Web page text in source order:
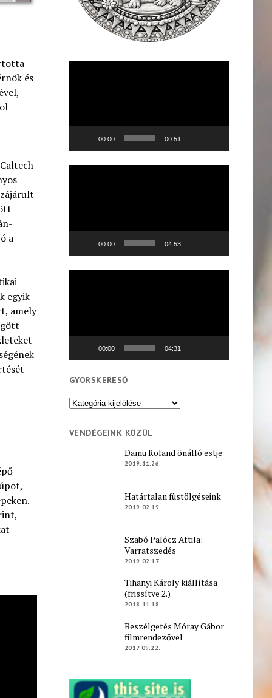
és
a
egyik
amely
00:00 00:51
00:00 04:53
00:00 04:31
GYORSKERESŐ
Gyorskereső
VENDÉGEINK KÖZÜL
Damu Roland önálló estje
2019.11.26.
Határtalan füstölgéseink
2019.02.19.
Szabó Palócz Attila:
Varratszedés
2019.02.17.
Tihanyi Károly kiállítása
(frissítve 2.)
2018.11.18.
Beszélgetés Móray Gábor
filmrendezővel
2017.09.22.